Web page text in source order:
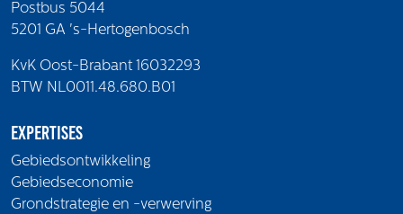
Postbus 5044
5201 GA 's-Hertogenbosch
KvK Oost-Brabant 16032293
BTW NL0011.48.680.B01
Expertises
Gebiedsontwikkeling
Gebiedseconomie
Grondstrategie en -verwerving